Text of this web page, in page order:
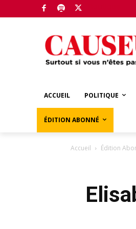
ACCUEIL POLITIQUE
ÉDITION ABONNÉ
Accueil Édition